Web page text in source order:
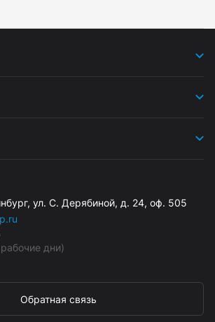
ул. С. Дерябиной, д. 24, оф. 505
дни)
Обратная связь